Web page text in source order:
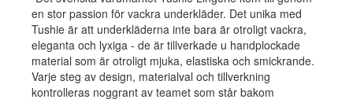
en stor passion för vackra underkläder. Det unika med
Tushie är att underkläderna inte bara är otroligt vackra,
eleganta och lyxiga - de är tillverkade u handplockade
material som är otroligt mjuka, elastiska och smickrande.
Varje steg av design, materialval och tillverkning
kontrolleras noggrant av teamet som står bakom